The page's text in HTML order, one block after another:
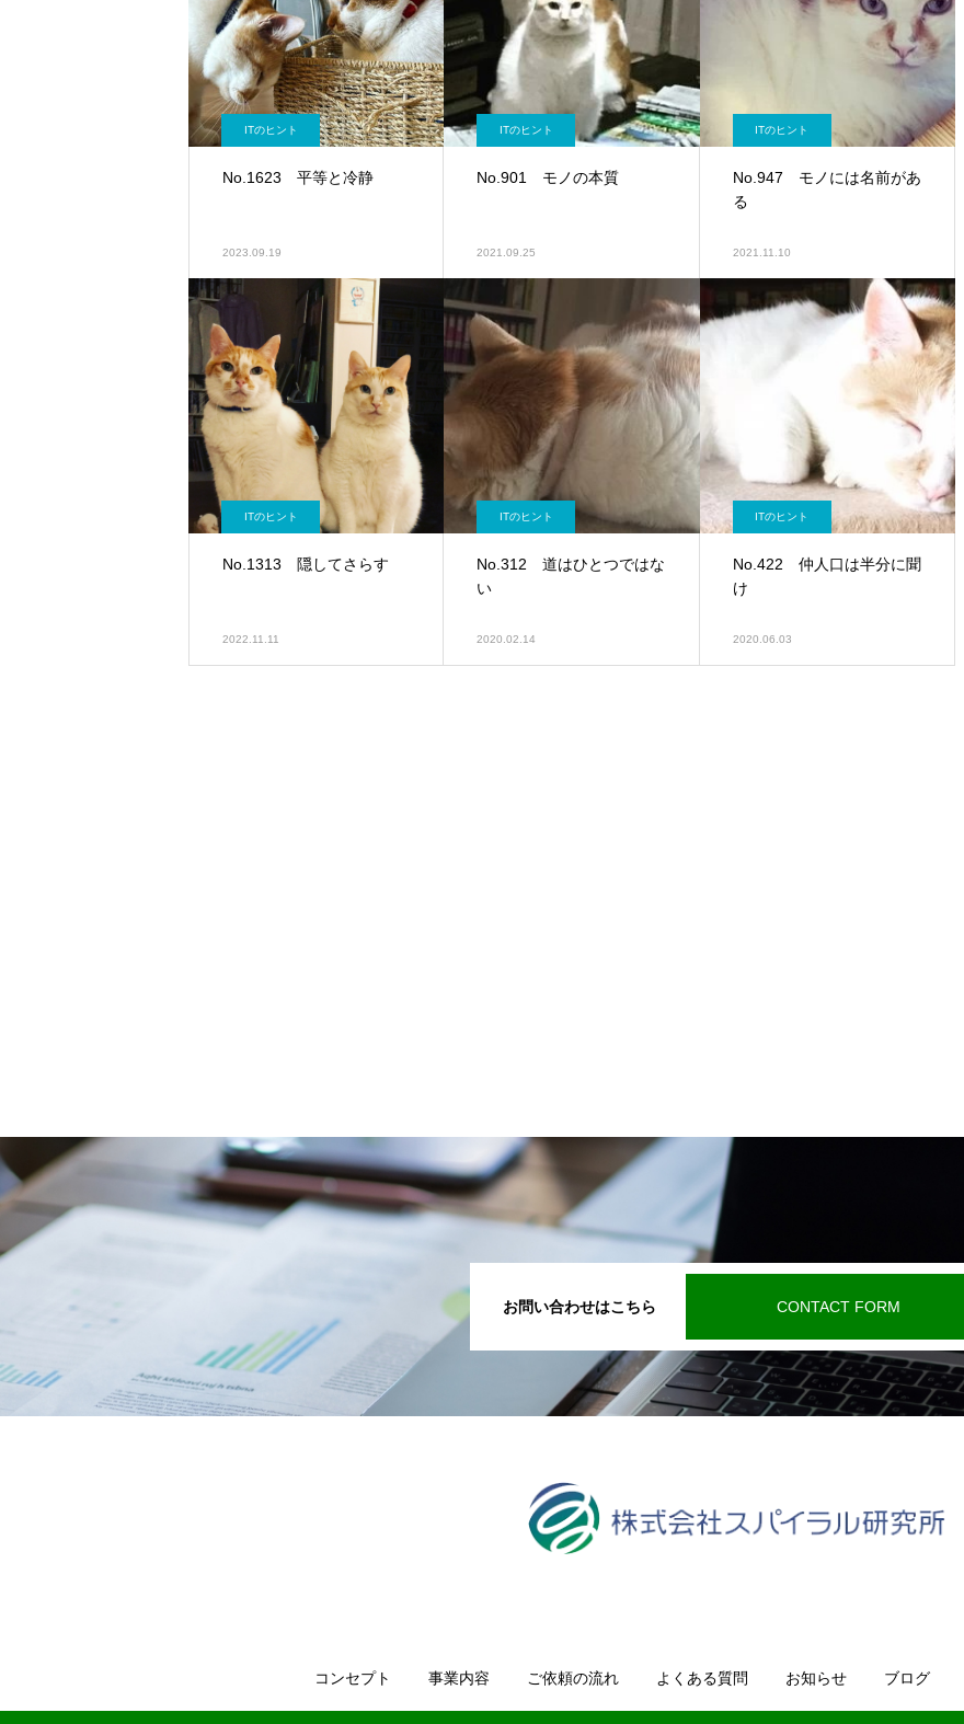
ITのヒント
No.1623 平等と冷静
2023.09.19
ITのヒント
No.901 モノの本質
2021.09.25
ITのヒント
No.947 モノには名前があ
る
2021.11.10
ITのヒント
No.1313 隠してさらす
2022.11.11
ITのヒント
No.312 道はひとつではな
い
2020.02.14
ITのヒント
No.422 仲人口は半分に聞
け
2020.06.03
お問い合わせはこちら CONTACT FORM
コンセプト 事業内容 ご依頼の流れ よくある質問 お知らせ ブログ